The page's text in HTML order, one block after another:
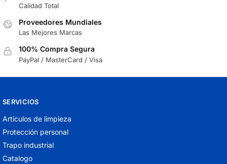
Calidad Total
Proveedores Mundiales
Las Mejores Marcas
100% Compra Segura
PayPal / MasterCard / Visa
SERVICIOS
Articulos de limpieza
Protección personal
Trapo industrial
Catalogo